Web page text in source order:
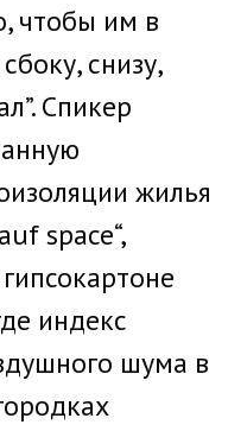
чтобы им в
снизу,
Спикер
жилья
space“,
индекс
шума в